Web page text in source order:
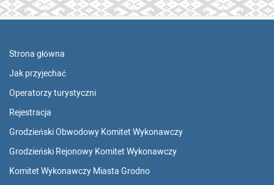
Strona główna
Jak przyjechać
Operatorzy turystyczni
Rejestracja
Grodzieński Obwodowy Komitet Wykonawczy
Grodzieński Rejonowy Komitet Wykonawczy
Komitet Wykonawczy Miasta Grodno